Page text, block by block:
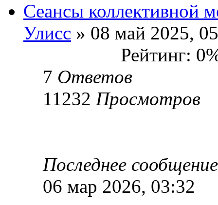
Сеансы коллективной
Улисс » 08 май 2025,
Рейтинг:
7 Ответов
11232 Просмотров
Последнее
06 мар 2026, 03:32